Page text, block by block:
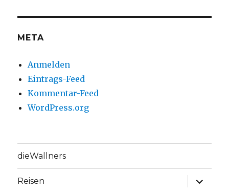
META
Anmelden
Eintrags-Feed
Kommentar-Feed
WordPress.org
dieWallners
Reisen